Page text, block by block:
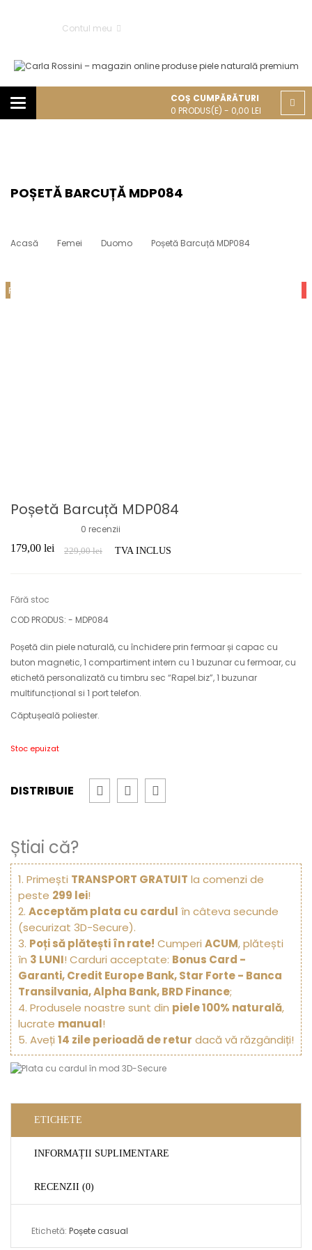
Contul meu
Categories
COȘ CUMPĂRĂTURI
0 PRODUS(E) - 0,00 LEI
POȘETĂ BARCUȚĂ MDP084
Acasă Femei Duomo Poșetă Barcuță MDP084
REDUCERE!
Poșetă Barcuță MDP084
0 recenzii
229,00lei
179,00 lei TVA INCLUS
Fără stoc
COD PRODUS: - MDP084
Poșetă din piele naturală, cu închidere prin fermoar și capac cu
buton magnetic, 1 compartiment intern cu 1 buzunar cu fermoar, cu
etichetă personalizată cu timbru sec “Rapel.biz”, 1 buzunar
multifuncțional si 1 port telefon.
Căptușeală poliester.
Stoc epuizat
DISTRIBUIE
Știai că?
1. Primești TRANSPORT GRATUIT la comenzi de
peste 299 lei!
2. Acceptăm plata cu cardul în câteva secunde
(securizat 3D-Secure).
3. Poți să plătești în rate! Cumperi ACUM, plătești
în 3 LUNI! Carduri acceptate: Bonus Card -
Garanti, Credit Europe Bank, Star Forte - Banca
Transilvania, Alpha Bank, BRD Finance;
4. Produsele noastre sunt din piele 100% naturală,
lucrate manual!
5. Aveți 14 zile perioadă de retur dacă vă răzgândiți!
ETICHETE
INFORMAȚII SUPLIMENTARE
RECENZII (0)
Etichetă: Poșete casual